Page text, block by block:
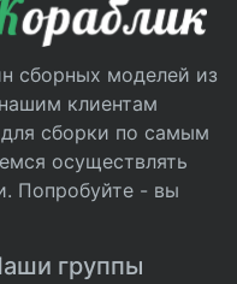
сборных моделей из
клиентам
сборки по самым
осуществлять
Попробуйте - вы
группы